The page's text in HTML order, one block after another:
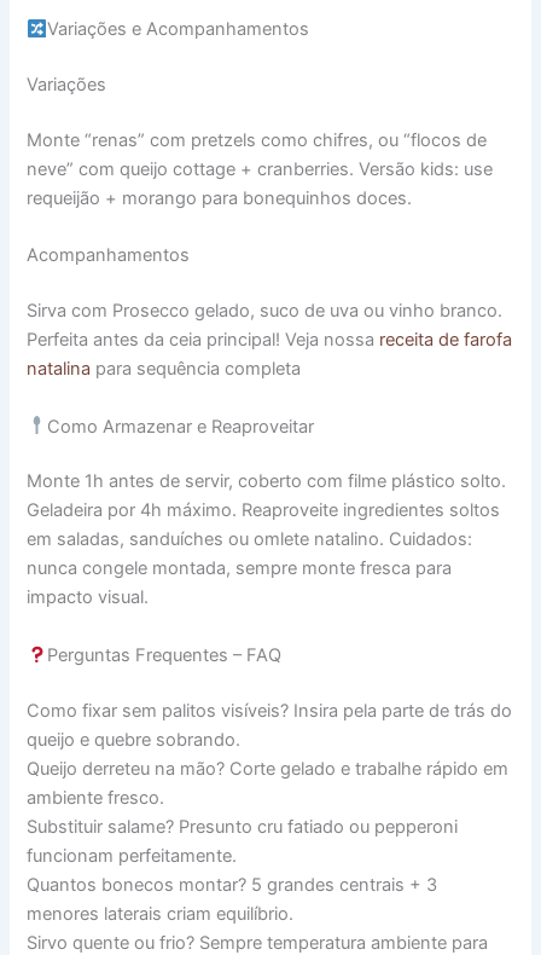
Variações e Acompanhamentos
Variações
Monte “renas” com pretzels como chifres, ou “flocos de
neve” com queijo cottage + cranberries. Versão kids: use
requeijão + morango para bonequinhos doces.
Acompanhamentos
Sirva com Prosecco gelado, suco de uva ou vinho branco.
Perfeita antes da ceia principal! Veja nossa receita de farofa
natalina para sequência completa
Como Armazenar e Reaproveitar
Monte 1h antes de servir, coberto com filme plástico solto.
Geladeira por 4h máximo. Reaproveite ingredientes soltos
em saladas, sanduíches ou omlete natalino. Cuidados:
nunca congele montada, sempre monte fresca para
impacto visual.
Perguntas Frequentes – FAQ
Como fixar sem palitos visíveis? Insira pela parte de trás do
queijo e quebre sobrando.
Queijo derreteu na mão? Corte gelado e trabalhe rápido em
ambiente fresco.
Substituir salame? Presunto cru fatiado ou pepperoni
funcionam perfeitamente.
Quantos bonecos montar? 5 grandes centrais + 3
menores laterais criam equilíbrio.
Sirvo quente ou frio? Sempre temperatura ambiente para